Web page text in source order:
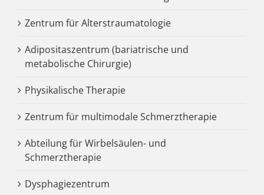
Zentrum für Alterstraumatologie
Adipositaszentrum (bariatrische und
metabolische Chirurgie)
Physikalische Therapie
Zentrum für multimodale Schmerztherapie
Abteilung für Wirbelsäulen- und
Schmerztherapie
Dysphagiezentrum